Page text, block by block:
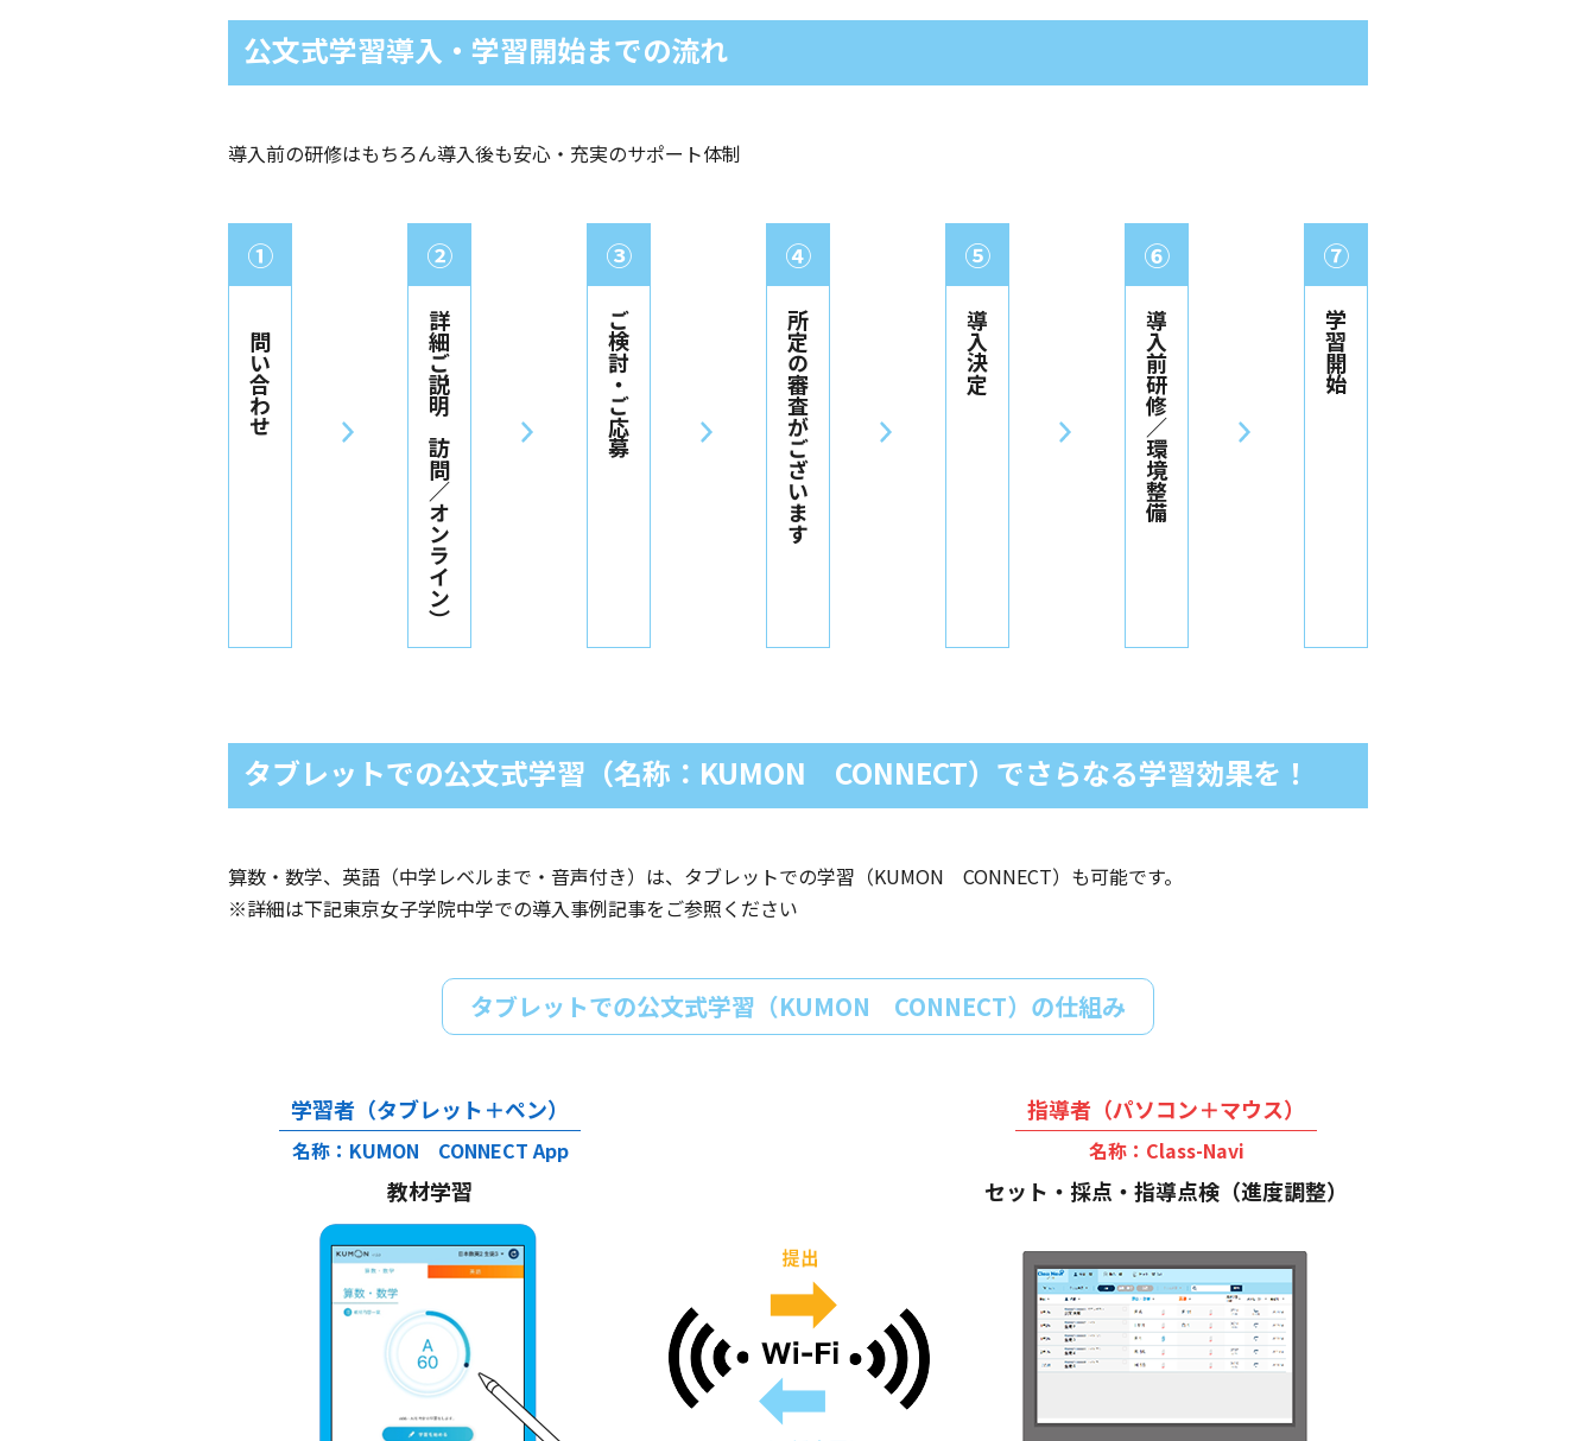
公文式学習導入・学習開始までの流れ
導入前の研修はもちろん導入後も安心・充実のサポート体制
①
お問い合わせ
②
詳細ご説明（訪問／オンライン）
③
ご検討・ご応募
④
所定の審査がございます
⑤
導入決定
⑥
導入前研修／環境整備
⑦
学習開始
タブレットでの公文式学習（名称：KUMON CONNECT）でさらなる学習効果を！
算数・数学、英語（中学レベルまで・音声付き）は、タブレットでの学習（KUMON CONNECT）も可能です。
※詳細は下記東京女子学院中学での導入事例記事をご参照ください
タブレットでの公文式学習 （KUMON CONNECT）の仕組み
学習者（タブレット＋ペン）
名称：KUMON CONNECT App
教材学習
指導者（パソコン＋マウス）
名称：Class-Navi
セット・採点・指導点検（進度調整）